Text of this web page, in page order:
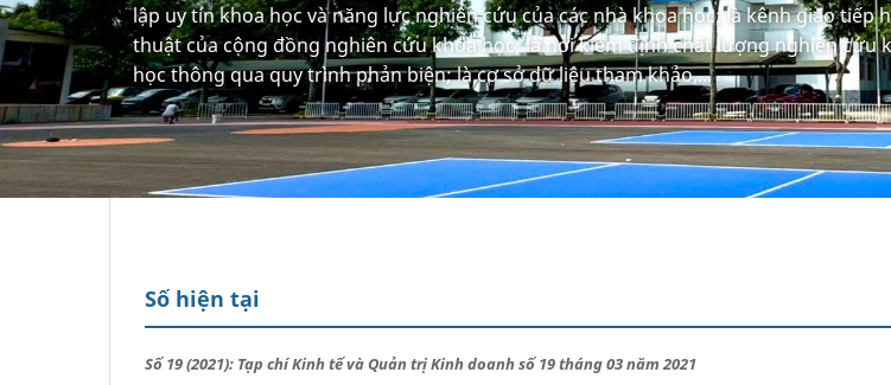
lập uy tín khoa học và năng lực nghiên cứu của các nhà khoa học; là kênh giao tiếp
thuật của cộng đồng nghiên cứu khoa học; là nơi kiểm định chất lượng nghiên cứu
học thông qua quy trình phản biện; là cơ sở dữ liệu tham khảo,...
Số hiện tại
Số 19 (2021): Tạp chí Kinh tế và Quản trị Kinh doanh số 19 tháng 03 năm 2021